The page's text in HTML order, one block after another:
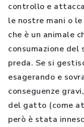
controllo e
le nostre mani o
che è un animale
consumazione del
preda. Se si
esagerando e
conseguenze
del gatto (come
però è stata